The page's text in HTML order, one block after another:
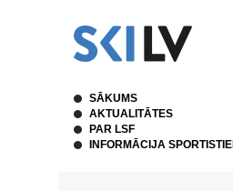
SĀKUMS
AKTUALITĀTES
PAR LSF
INFORMĀCIJA